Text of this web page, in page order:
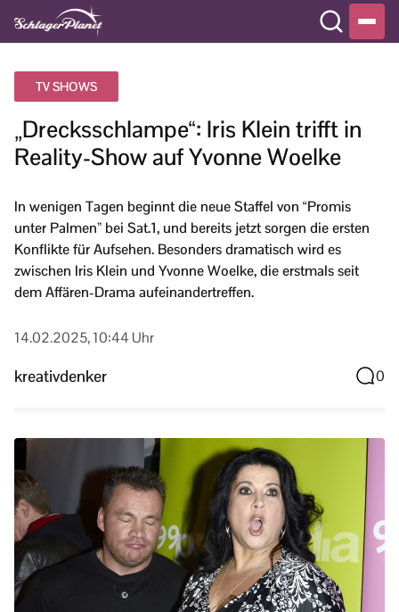
TV SHOWS
„Drecksschlampe“: Iris Klein trifft in
Reality-Show auf Yvonne Woelke
In wenigen Tagen beginnt die neue Staffel von “Promis
unter Palmen” bei Sat.1, und bereits jetzt sorgen die ersten
Konflikte für Aufsehen. Besonders dramatisch wird es
zwischen Iris Klein und Yvonne Woelke, die erstmals seit
dem Affären-Drama aufeinandertreffen.
14.02.2025, 10:44 Uhr
kreativdenker 0